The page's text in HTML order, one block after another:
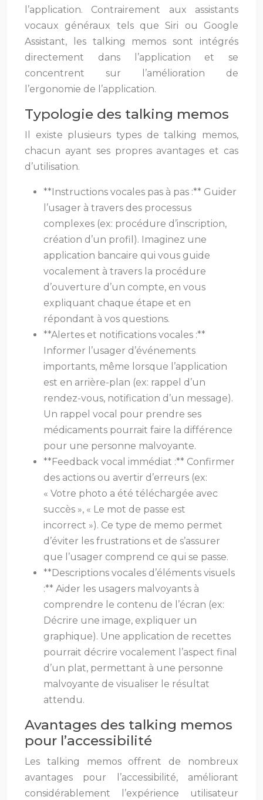
l’application. Contrairement aux assistants
vocaux généraux tels que Siri ou Google
Assistant, les talking memos sont intégrés
directement dans l’application et se
concentrent sur l’amélioration de
l’ergonomie de l’application.
Typologie des talking memos
Il existe plusieurs types de talking memos,
chacun ayant ses propres avantages et cas
d’utilisation.
**Instructions vocales pas à pas :** Guider
l’usager à travers des processus
complexes (ex: procédure d’inscription,
création d’un profil). Imaginez une
application bancaire qui vous guide
vocalement à travers la procédure
d’ouverture d’un compte, en vous
expliquant chaque étape et en
répondant à vos questions.
**Alertes et notifications vocales :**
Informer l’usager d’événements
importants, même lorsque l’application
est en arrière-plan (ex: rappel d’un
rendez-vous, notification d’un message).
Un rappel vocal pour prendre ses
médicaments pourrait faire la différence
pour une personne malvoyante.
**Feedback vocal immédiat :** Confirmer
des actions ou avertir d’erreurs (ex:
« Votre photo a été téléchargée avec
succès », « Le mot de passe est
incorrect »). Ce type de memo permet
d’éviter les frustrations et de s’assurer
que l’usager comprend ce qui se passe.
**Descriptions vocales d’éléments visuels
:** Aider les usagers malvoyants à
comprendre le contenu de l’écran (ex:
Décrire une image, expliquer un
graphique). Une application de recettes
pourrait décrire vocalement l’aspect final
d’un plat, permettant à une personne
malvoyante de visualiser le résultat
attendu.
Avantages des talking memos
pour l’accessibilité
Les talking memos offrent de nombreux
avantages pour l’accessibilité, améliorant
considérablement l’expérience utilisateur